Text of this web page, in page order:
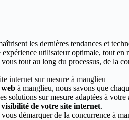
les dernières tendances et
utilisateur optimale, tout en
tout au long du processus, de la
internet sur mesure à manglieu
web à manglieu, nous savons que
solutions sur mesure adaptées à
visibilité de votre site internet.
démarquer de la concurrence à